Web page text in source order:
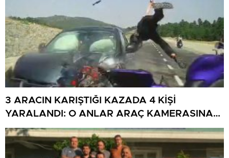
3 ARACIN KARIŞTIĞI KAZADA 4 KİŞİ
YARALANDI: O ANLAR ARAÇ KAMERASINA
YANSIDI